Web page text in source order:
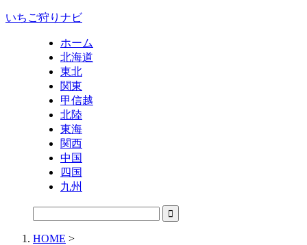
いちご狩りナビ
ホーム
北海道
東北
関東
甲信越
北陸
東海
関西
中国
四国
九州
HOME >